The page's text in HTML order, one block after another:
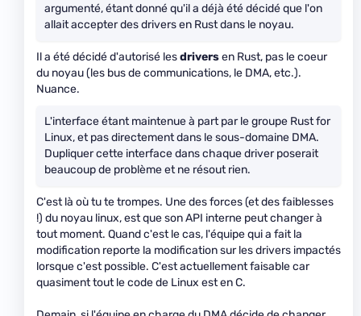
argumenté, étant donné qu'il a déjà été décidé que l'on
allait accepter des drivers en Rust dans le noyau.
Il a été décidé d'autorisé lesdriversen Rust, pas le coeur
du noyau (les bus de communications, le DMA, etc.).
Nuance.
L'interface étant maintenue à part par le groupe Rust for
Linux, et pas directement dans le sous-domaine DMA.
Dupliquer cette interface dans chaque driver poserait
beaucoup de problème et ne résout rien.
C'est là où tu te trompes. Une des forces (et des faiblesses
!) du noyau linux, est que son API interne peut changer à
tout moment. Quand c'est le cas, l'équipe qui a fait la
modification reporte la modification sur les drivers impactés
lorsque c'est possible. C'est actuellement faisable car
quasiment tout le code de Linux est en C.